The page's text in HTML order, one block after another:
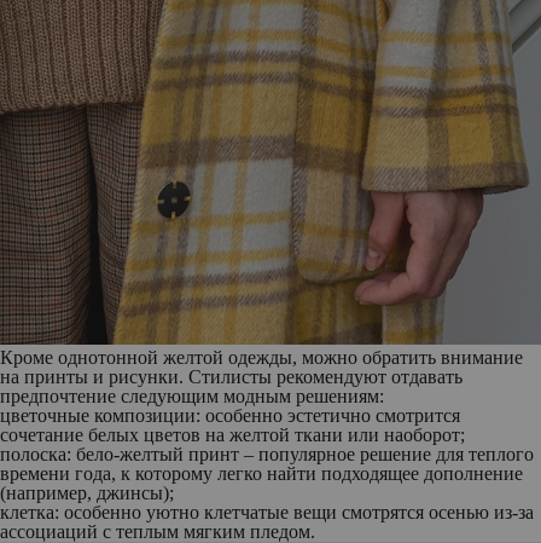
Кроме однотонной желтой одежды, можно обратить внимание
на принты и рисунки. Стилисты рекомендуют отдавать
предпочтение следующим модным решениям:
цветочные композиции: особенно эстетично смотрится
сочетание белых цветов на желтой ткани или наоборот;
полоска: бело-желтый принт – популярное решение для теплого
времени года, к которому легко найти подходящее дополнение
(например, джинсы);
клетка: особенно уютно клетчатые вещи смотрятся осенью из-за
ассоциаций с теплым мягким пледом.